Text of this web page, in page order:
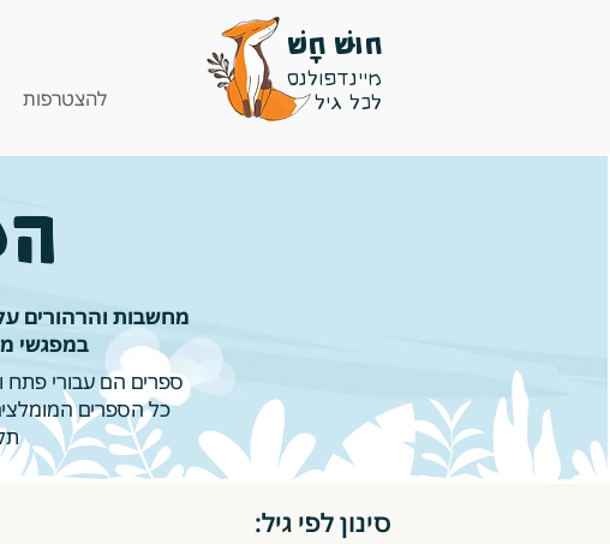
להצטרפות
חוּשׁ חָשׁ
מיינדפולנס
לכל גיל
מחשבות והרהורים
במפגשי
ספרים הם עבורי פתח
כל הספרים
סינון לפי גיל: